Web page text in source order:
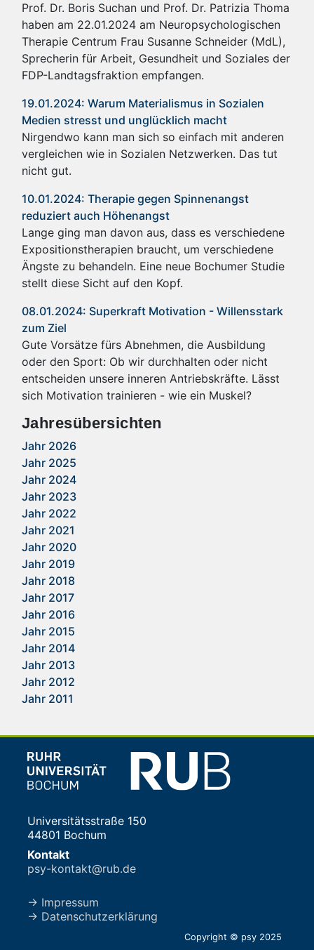
Prof. Dr. Boris Suchan und Prof. Dr. Patrizia Thoma
haben am 22.01.2024 am Neuropsychologischen
Therapie Centrum Frau Susanne Schneider (MdL),
Sprecherin für Arbeit, Gesundheit und Soziales der
FDP-Landtagsfraktion empfangen.
19.01.2024: Warum Materialismus in Sozialen
Medien stresst und unglücklich macht
Nirgendwo kann man sich so einfach mit anderen
vergleichen wie in Sozialen Netzwerken. Das tut
nicht gut.
10.01.2024: Therapie gegen Spinnenangst
reduziert auch Höhenangst
Lange ging man davon aus, dass es verschiedene
Expositionstherapien braucht, um verschiedene
Ängste zu behandeln. Eine neue Bochumer Studie
stellt diese Sicht auf den Kopf.
08.01.2024: Superkraft Motivation - Willensstark
zum Ziel
Gute Vorsätze fürs Abnehmen, die Ausbildung
oder den Sport: Ob wir durchhalten oder nicht
entscheiden unsere inneren Antriebskräfte. Lässt
sich Motivation trainieren - wie ein Muskel?
Jahresübersichten
Jahr 2026
Jahr 2025
Jahr 2024
Jahr 2023
Jahr 2022
Jahr 2021
Jahr 2020
Jahr 2019
Jahr 2018
Jahr 2017
Jahr 2016
Jahr 2015
Jahr 2014
Jahr 2013
Jahr 2012
Jahr 2011
Universitätsstraße 150
44801 Bochum
Kontakt
psy-kontakt@rub.de
→ Impressum
→ Datenschutzerklärung
Copyright © psy 2025